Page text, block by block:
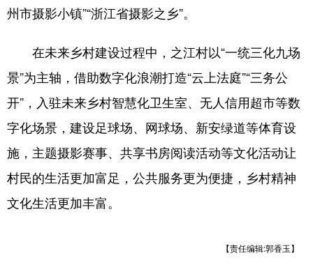
州市摄影小镇”“浙江省摄影之乡”。
在未来乡村建设过程中，之江村以“一统三化九场
景”为主轴，借助数字化浪潮打造“云上法庭”“三务公
开”，入驻未来乡村智慧化卫生室、无人信用超市等数
字化场景，建设足球场、网球场、新安绿道等体育设
施，主题摄影赛事、共享书房阅读活动等文化活动让
村民的生活更加富足，公共服务更为便捷，乡村精神
文化生活更加丰富。
【责任编辑:郭香玉】